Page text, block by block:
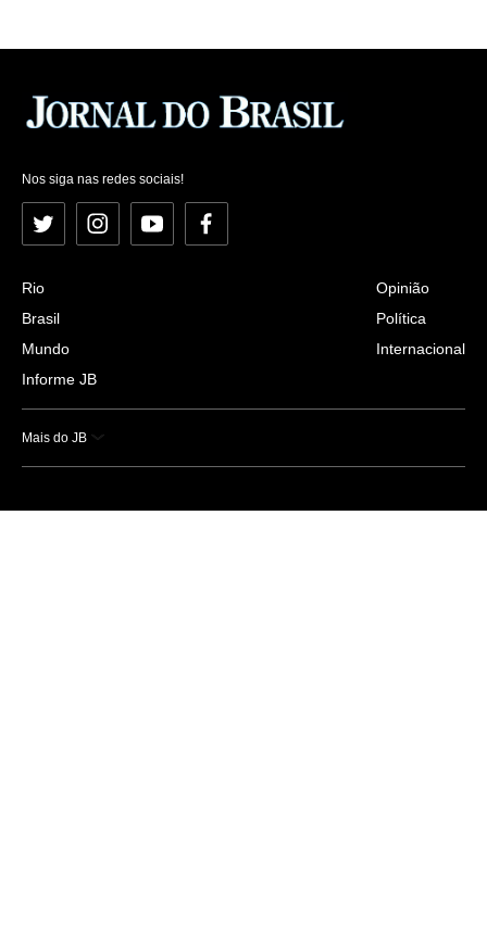
Nos siga nas redes sociais!
Twitter InstagramYouTubeFacebook
Rio
Brasil
Mundo
Informe JB
Opinião
Política
Internacional
Mais do JB
Esportes